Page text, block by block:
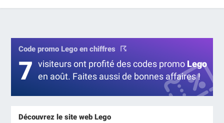
Code promo Lego en chiffres
7 visiteurs ont profité des codes promo Lego
en août. Faites aussi de bonnes affaires !
Découvrez le site web Lego